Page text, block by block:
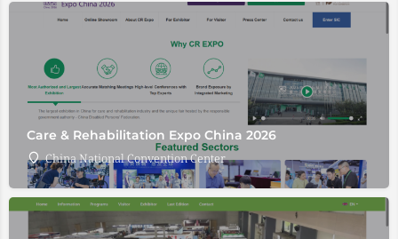
Care & Rehabilitation Expo China 2026
China National Convention Center